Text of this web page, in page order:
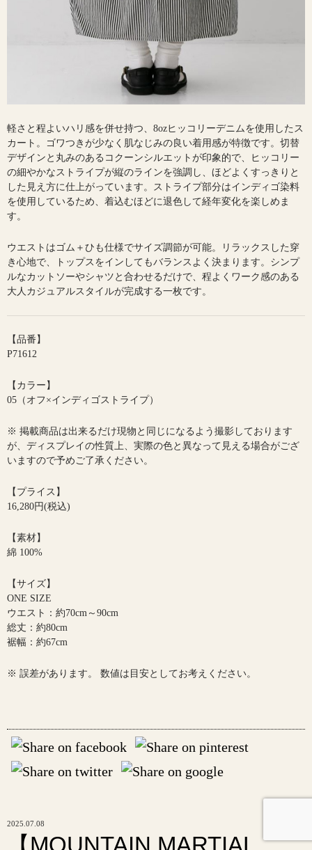
軽さと程よいハリ感を併せ持つ、8ozヒッコリーデニムを使用したス
カート。ゴワつきが少なく肌なじみの良い着用感が特徴です。切替
デザインと丸みのあるコクーンシルエットが印象的で、ヒッコリー
の細やかなストライプが縦のラインを強調し、ほどよくすっきりと
した見え方に仕上がっています。ストライプ部分はインディゴ染料
を使用しているため、着込むほどに退色して経年変化を楽しめま
す。
ウエストはゴム＋ひも仕様でサイズ調節が可能。リラックスした穿
き心地で、トップスをインしてもバランスよく決まります。シンプ
ルなカットソーやシャツと合わせるだけで、程よくワーク感のある
大人カジュアルスタイルが完成する一枚です。
【品番】
P71612
【カラー】
05（オフ×インディゴストライプ）
※ 掲載商品は出来るだけ現物と同じになるよう撮影しております
が、ディスプレイの性質上、実際の色と異なって見える場合がござ
いますので予めご了承ください。
【プライス】
16,280円(税込)
【素材】
綿 100%
【サイズ】
ONE SIZE
ウエスト：約70cm～90cm
総丈：約80cm
裾幅：約67cm
※ 誤差があります。 数値は目安としてお考えください。
2025.07.08
【MOUNTAIN MARTIAL